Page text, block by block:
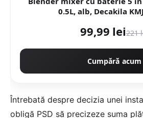
0.5L, alb, Decakila
99,99 lei221
Cumpără acum
Întrebată despre decizia unei
obligă PSD să precizeze suma